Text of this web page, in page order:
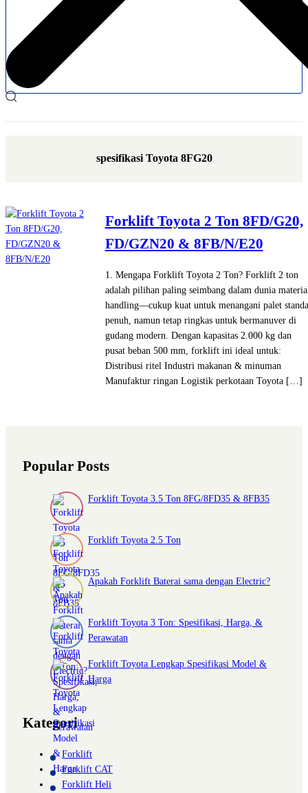
spesifikasi Toyota 8FG20
Forklift Toyota 2 Ton 8FD/G20,
FD/GZN20 & 8FB/N/E20
1. Mengapa Forklift Toyota 2 Ton? Forklift 2 ton
adalah pilihan paling seimbang dalam dunia
handling—cukup kuat untuk menangani palet
penuh, namun tetap ringkas untuk bermanuver di
gudang modern. Dengan kapasitas 2.000 kg dan
pusat beban 500 mm, forklift ini ideal untuk:
Distribusi ritel Industri makanan & minuman
Manufaktur ringan Logistik perkotaan Toyota […]
Popular Posts
Forklift Toyota 3.5 Ton 8FG/8FD35 & 8FB35
Forklift Toyota 2.5 Ton
Apakah Forklift Baterai sama dengan Electric?
Forklift Toyota 3 Ton: Spesifikasi, Harga, &
Perawatan
Forklift Toyota Lengkap Spesifikasi Model &
Harga
Kategori
Forklift
Forklift CAT
Forklift Heli